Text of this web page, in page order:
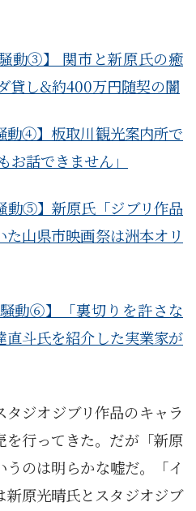
動③】 関市と新原氏の癒
貸し&約400万円随契の闇
動④】板取川観光案内所で
話できません」
動⑤】新原氏「ジブリ作品
山県市映画祭は洲本オリ
動⑥】「裏切りを許さな
直斗氏を紹介した実業家が
ジオジブリ作品のキャラ
を行ってきた。だが「新原
のは明らかな嘘だ。「イ
新原光晴氏とスタジオジブ